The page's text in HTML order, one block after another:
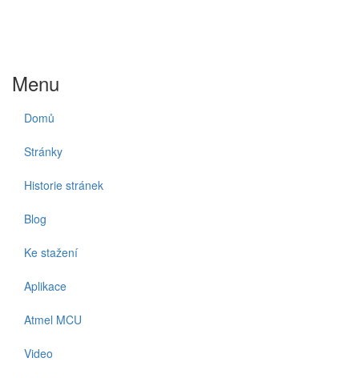
Menu
Domů
Stránky
Historie stránek
Blog
Ke stažení
Aplikace
Atmel MCU
Video